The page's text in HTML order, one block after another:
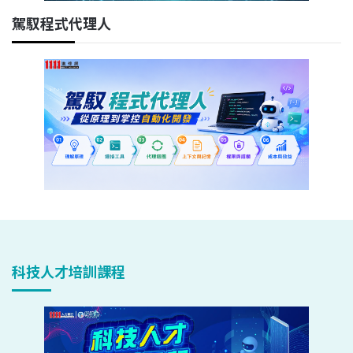
駕馭程式代理人
科技人才培訓課程